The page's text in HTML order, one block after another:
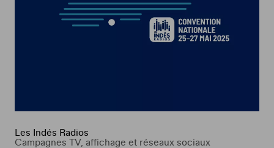
Les Indés Radios
Campagnes TV, affichage et réseaux sociaux